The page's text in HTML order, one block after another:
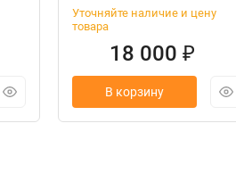
Уточняйте наличие и цену
товара
18 000 ₽
В корзину